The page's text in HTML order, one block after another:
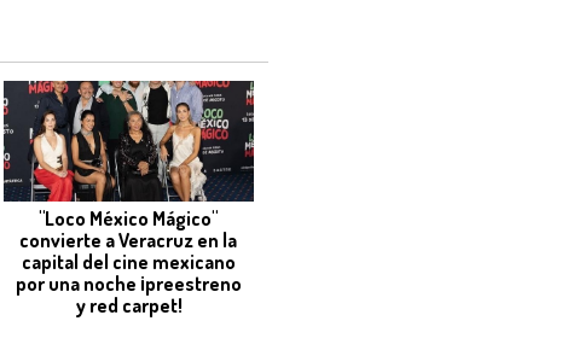
"Loco México Mágico"
convierte a Veracruz en la
capital del cine mexicano
por una noche ¡preestreno
y red carpet!